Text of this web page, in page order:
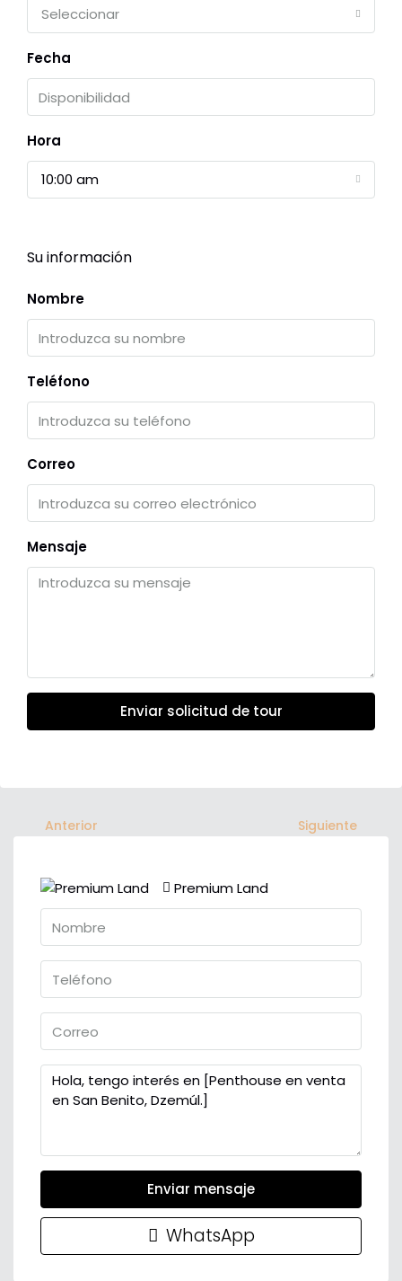
Seleccionar
Fecha
Hora
10:00 am
Su información
Nombre
Teléfono
Correo
Mensaje
Enviar solicitud de tour
Anterior Siguiente
Premium Land
Enviar mensaje
WhatsApp